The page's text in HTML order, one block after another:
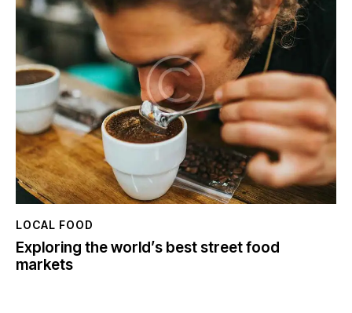
LOCAL FOOD
Exploring the world’s best street food
markets